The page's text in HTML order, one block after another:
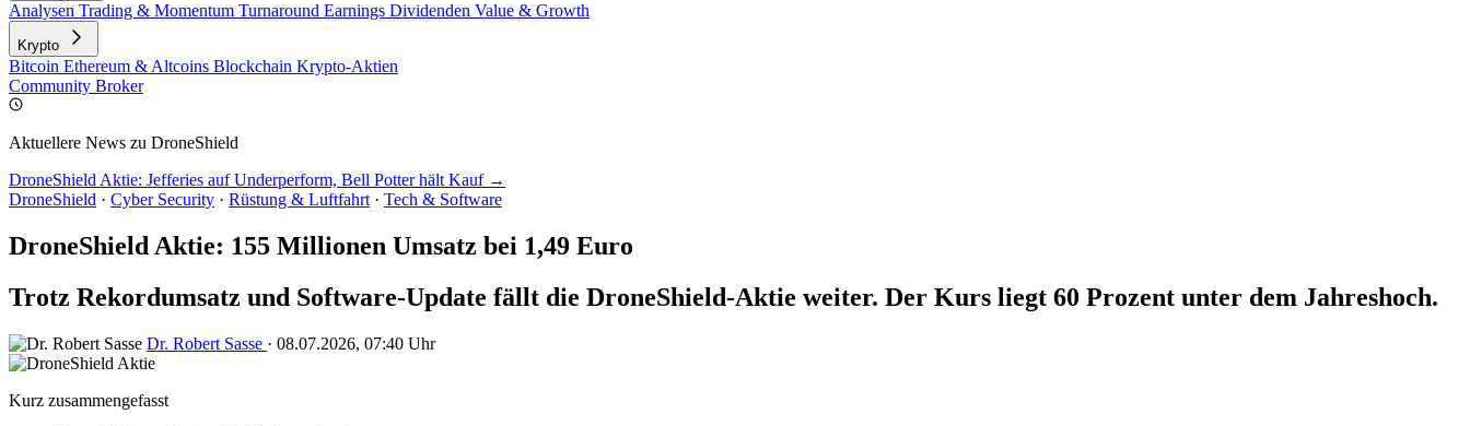
Analysen Trading & Momentum Turnaround Earnings Dividenden Value & Growth
Krypto
Bitcoin Ethereum & Altcoins Blockchain Krypto-Aktien
Community Broker
Aktuellere News zu DroneShield
DroneShield Aktie: Jefferies auf Underperform, Bell Potter hält Kauf →
DroneShield · Cyber Security · Rüstung & Luftfahrt · Tech & Software
DroneShield Aktie: 155 Millionen Umsatz bei 1,49 Euro
Trotz Rekordumsatz und Software-Update fällt die DroneShield-Aktie weiter. Der Kurs liegt 60 Prozent unter dem Jahreshoch.
Dr. Robert Sasse · 08.07.2026, 07:40 Uhr
Kurz zusammengefasst